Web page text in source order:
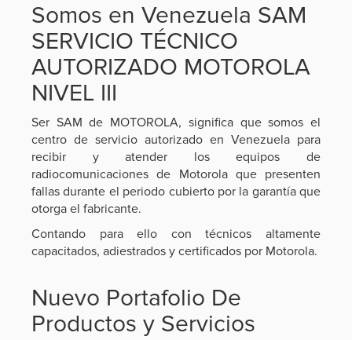
Somos en Venezuela SAM
SERVICIO TÉCNICO
AUTORIZADO MOTOROLA
NIVEL III
Ser SAM de MOTOROLA, significa que somos el
centro de servicio autorizado en Venezuela para
recibir y atender los equipos de
radiocomunicaciones de Motorola que presenten
fallas durante el periodo cubierto por la garantía que
otorga el fabricante.
Contando para ello con técnicos altamente
capacitados, adiestrados y certificados por Motorola.
Nuevo Portafolio De
Productos y Servicios